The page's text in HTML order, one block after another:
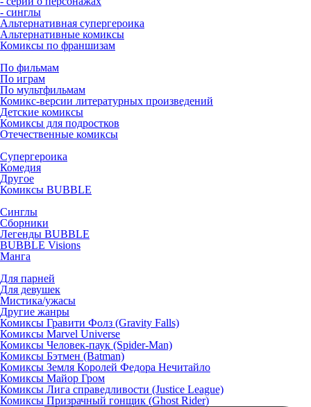
- синглы
Альтернативная супергероика
Альтернативные комиксы
Комиксы по франшизам
По фильмам
По играм
По мультфильмам
Комикс-версии литературных произведений
Детские комиксы
Комиксы для подростков
Отечественные комиксы
Супергероика
Комедия
Другое
Комиксы BUBBLE
Синглы
Сборники
Легенды BUBBLE
BUBBLE Visions
Манга
Для парней
Для девушек
Мистика/ужасы
Другие жанры
Комиксы Гравити Фолз (Gravity Falls)
Комиксы Marvel Universe
Комиксы Человек-паук (Spider-Man)
Комиксы Бэтмен (Batman)
Комиксы Земля Королей Федора Нечитайло
Комиксы Майор Гром
Комиксы Лига справедливости (Justice League)
Комиксы Призрачный гонщик (Ghost Rider)